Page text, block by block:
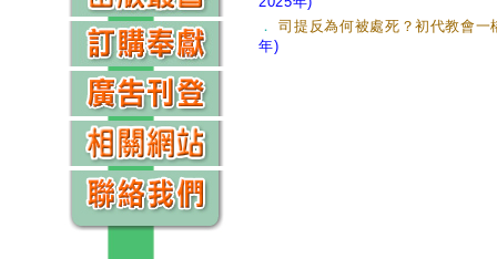
．司提反為何被處死？初代教會
年)